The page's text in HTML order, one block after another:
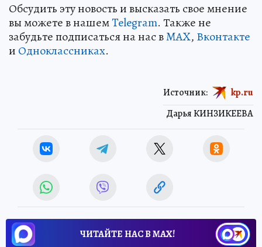
Обсудить эту новость и высказать свое мнение
вы можете в нашемTelegram. Также не
забудьте подписаться на нас вMAX, Вконтакте
и Одноклассниках.
Дарья КИНЗИКЕЕВА
Источник: kp.ru
ЧИТАЙТЕ НАС В МАХ!